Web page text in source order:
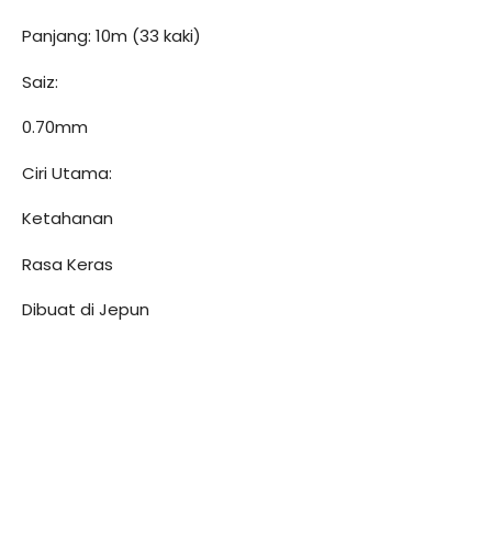
Panjang: 10m (33 kaki)
Saiz:
0.70mm
Ciri Utama:
Ketahanan
Rasa Keras
Dibuat di Jepun